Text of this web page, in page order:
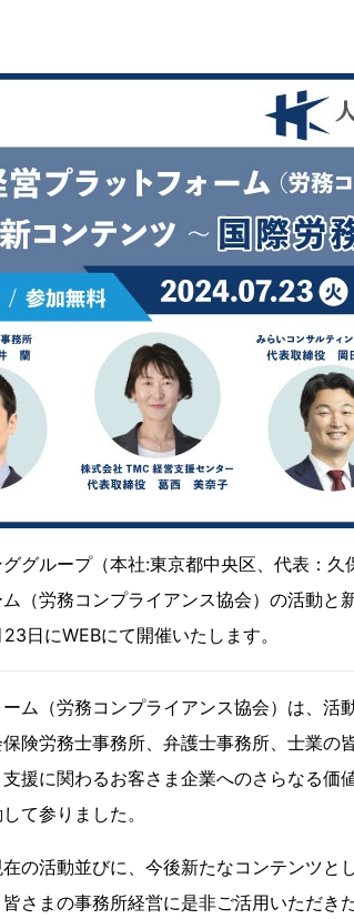
グループ（本社:東京都中央区、代表：
（労務コンプライアンス協会）の活動と
日にWEBにて開催いたします。
ム（労務コンプライアンス協会）は、活
険労務士事務所、弁護士事務所、士業の
援に関わるお客さま企業へのさらなる価
て参りました。
の活動並びに、今後新たなコンテンツと
さまの事務所経営に是非ご活用いただき